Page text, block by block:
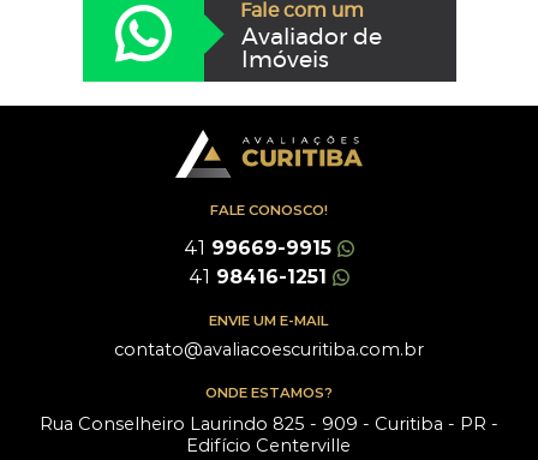
Fale com um
Avaliador de
Imóveis
ENVIE UM E-MAIL
contato@avaliacoescuritiba.com.br
ONDE ESTAMOS?
Rua Conselheiro Laurindo 825 - 909 - Curitiba - PR -
Edifício Centerville
FALE CONOSCO!
41 99669-9915
41 98416-1251